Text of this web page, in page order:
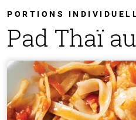
PORTIONS
Pad Thaï